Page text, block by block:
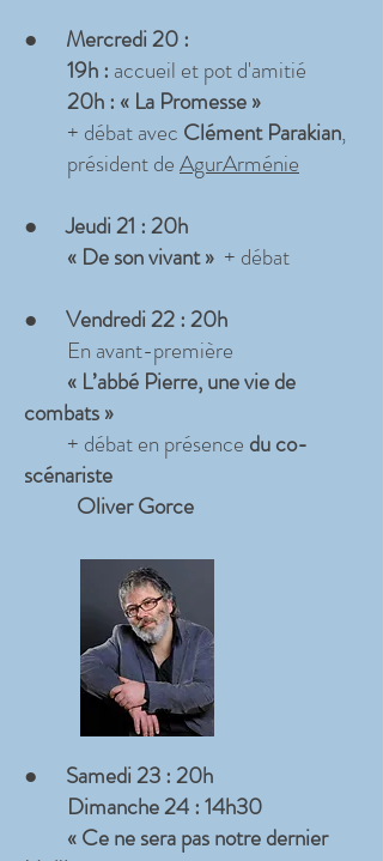
● Mercredi 20 :
19h : accueil et pot d'amitié
20h : « La Promesse »
+ débat avec Clément Parakian,
président deAgurArménie
●Jeudi 21 : 20h
« De son vivant » + débat
● Vendredi 22 : 20h
En avant-première
« L’abbé Pierre, une vie de
combats »
+ débat en présence du co-
scénariste
Oliver Gorce
● Samedi 23 : 20h
Dimanche 24 : 14h30
« Ce ne sera pas notre dernier